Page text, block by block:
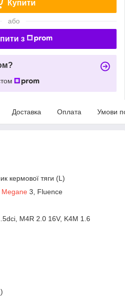
Купити
або
з
Доставка Оплата Умови
кермової тяги (L)
Megane 3, Fluence
M4R 2.0 16V, K4M 1.6